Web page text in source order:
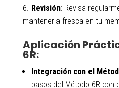
Revisión: Revisa
mantenerla fresca en tu
Aplicación
6R:
Integración con el
pasos del Método 6R con